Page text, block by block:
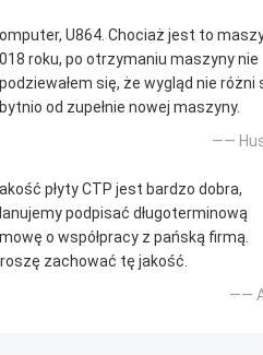
U864. Chociaż jest to
roku, po otrzymaniu maszyny nie
się, że wygląd nie różni
od zupełnie nowej maszyny.
——
płyty CTP jest bardzo dobra,
podpisać długoterminową
o współpracy z pańską firmą.
zachować tę jakość.
——